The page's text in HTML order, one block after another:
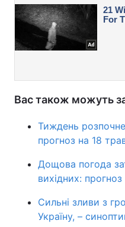
Вас також можуть
Тиждень
прогноз на 18
Дощова погода
вихідних:
Сильні зливи з
Україну, –